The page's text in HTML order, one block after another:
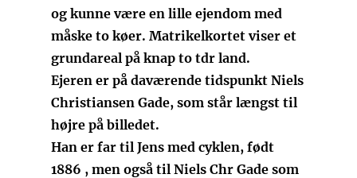
og kunne være en lille ejendom med
måske to køer. Matrikelkortet viser et
grundareal på knap to tdr land.
Ejeren er på daværende tidspunkt Niels
Christiansen Gade, som står længst til
højre på billedet.
Han er far til Jens med cyklen, født
1886 , men også til Niels Chr Gade som